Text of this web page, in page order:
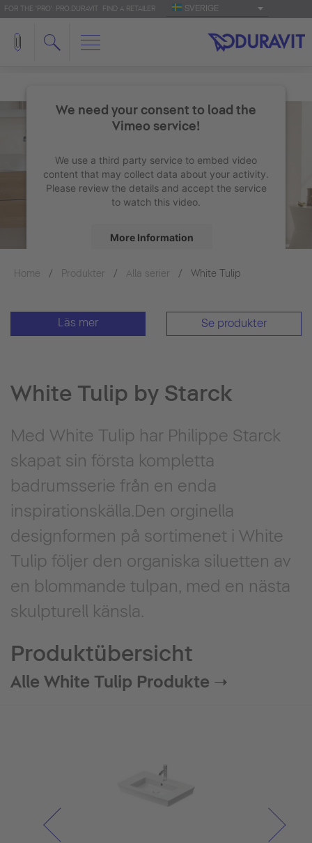
FOR THE 'PRO': PRO.DURAVIT FIND A RETAILER SVERIGE
We need your consent to load the
Vimeo service!
We use a third party service to embed video
content that may collect data about your activity.
Please review the details and accept the service
to watch this video.
More Information
Accept
Home Produkter Alla serier White Tulip
Läs mer Se produkter
White Tulip by Starck
Med White Tulip har Philippe Starck
skapat sin första kompletta
badrumsserie från en enda
inspirationskälla.Den orginella
designformen på sortimenet i White
Tulip följer den organiska siluetten av
en blommande tulpan, med en nästa
skulpturell känsla.
Produktübersicht
Alle White Tulip Produkte ➝